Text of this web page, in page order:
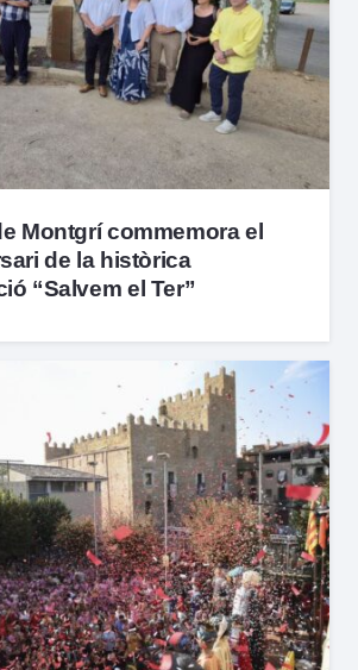
Montgrí commemora el
de la històrica
“Salvem el Ter”